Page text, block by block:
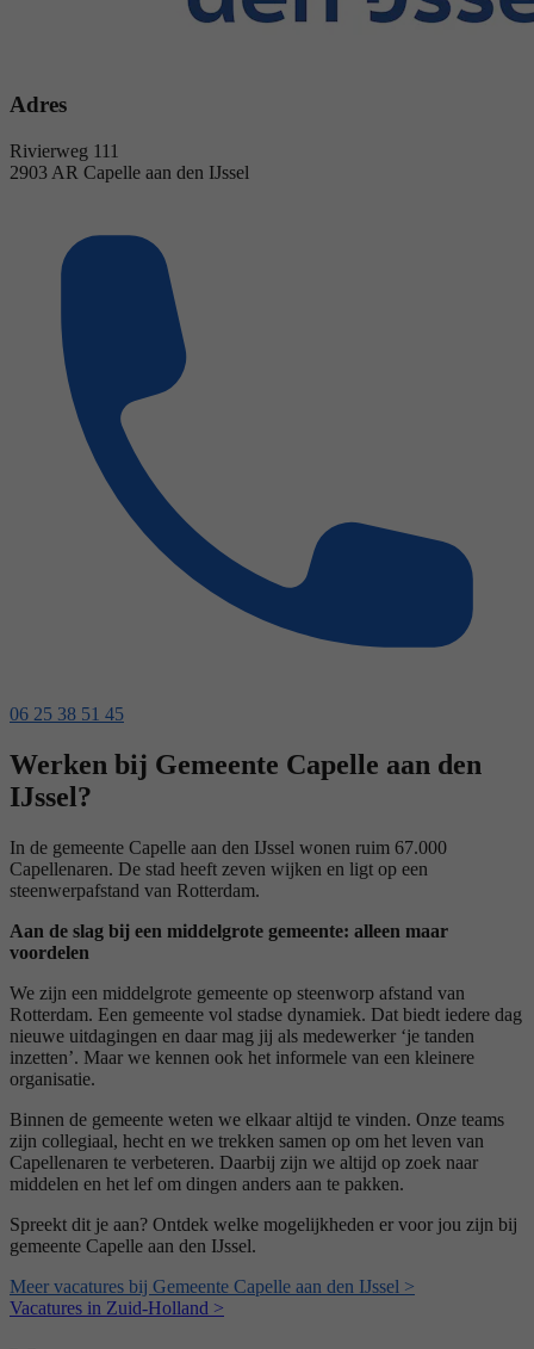
Adres
Rivierweg 111
2903 AR Capelle aan den IJssel
06 25 38 51 45
Werken bij Gemeente Capelle aan den
IJssel?
In de gemeente Capelle aan den IJssel wonen ruim 67.000
Capellenaren. De stad heeft zeven wijken en ligt op een
steenwerpafstand van Rotterdam.
Aan de slag bij een middelgrote gemeente: alleen maar
voordelen
We zijn een middelgrote gemeente op steenworp afstand van
Rotterdam. Een gemeente vol stadse dynamiek. Dat biedt iedere dag
nieuwe uitdagingen en daar mag jij als medewerker ‘je tanden
inzetten’. Maar we kennen ook het informele van een kleinere
organisatie.
Binnen de gemeente weten we elkaar altijd te vinden. Onze teams
zijn collegiaal, hecht en we trekken samen op om het leven van
Capellenaren te verbeteren. Daarbij zijn we altijd op zoek naar
middelen en het lef om dingen anders aan te pakken.
Spreekt dit je aan? Ontdek welke mogelijkheden er voor jou zijn bij
gemeente Capelle aan den IJssel.
Meer vacatures bij Gemeente Capelle aan den IJssel >
Vacatures in Zuid-Holland >